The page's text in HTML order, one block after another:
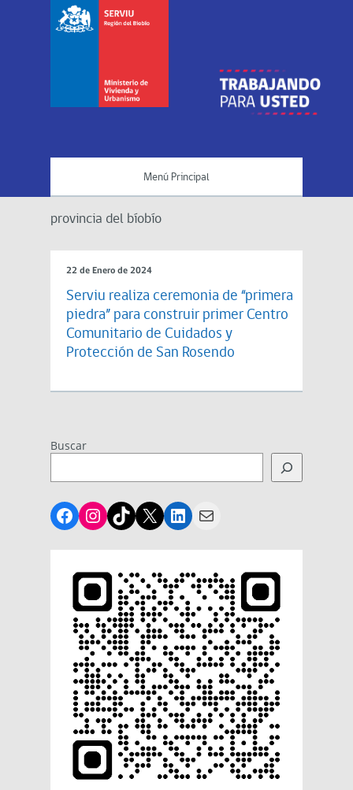
Menú Principal
provincia del bíobío
22 de Enero de 2024
Serviu realiza ceremonia de “primera
piedra” para construir primer Centro
Comunitario de Cuidados y
Protección de San Rosendo
Buscar
Facebook
Instagram
TikTok
X LinkedIn
Mail